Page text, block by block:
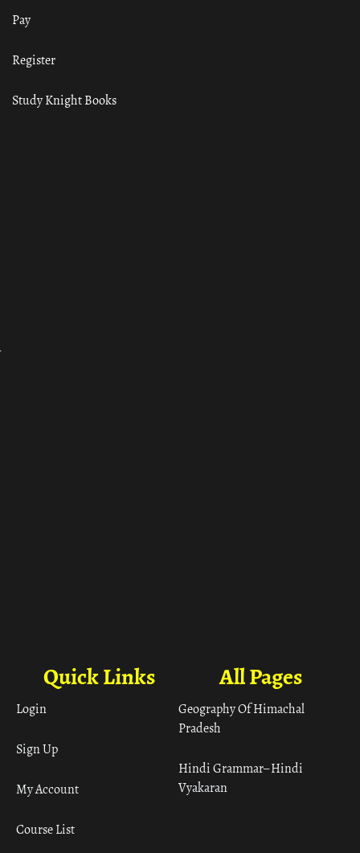
Pay
Register
Study Knight Books
All Pages
Geography Of Himachal
Pradesh
Hindi Grammar– Hindi
Vyakaran
Quick Links
Login
Sign Up
My Account
Course List